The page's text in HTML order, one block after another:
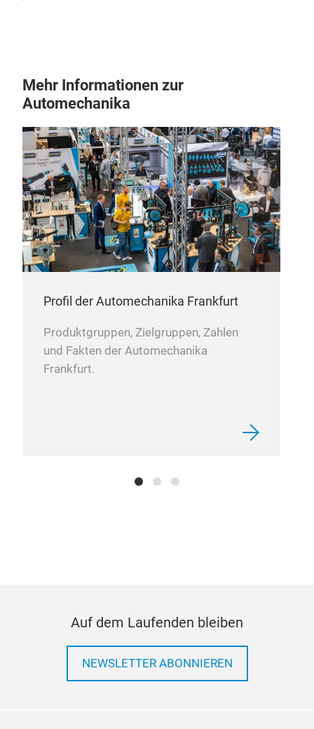
Mehr Informationen zur
Automechanika
Profil der Automechanika Frankfurt
Produktgruppen, Zielgruppen, Zahlen
und Fakten der Automechanika
Frankfurt.
Auf dem Laufenden bleiben
NEWSLETTER ABONNIEREN